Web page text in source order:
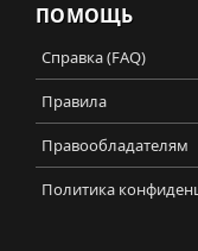
ПОМОЩЬ
Справка (FAQ)
Правила
Правообладателям
Политика